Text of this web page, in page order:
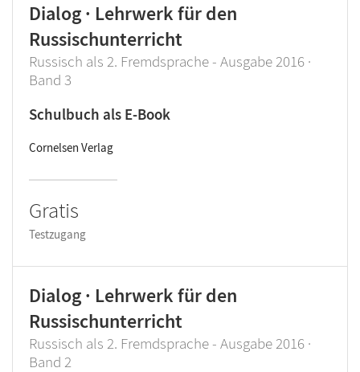
Dialog · Lehrwerk für den
Russischunterricht
Russisch als 2. Fremdsprache - Ausgabe 2016 ·
Band 3
Schulbuch als E-Book
Cornelsen Verlag
Gratis
Testzugang
Dialog · Lehrwerk für den
Russischunterricht
Russisch als 2. Fremdsprache - Ausgabe 2016 ·
Band 2